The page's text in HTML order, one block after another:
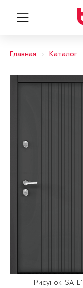
Главная Каталог
Рисунок: SA-L1